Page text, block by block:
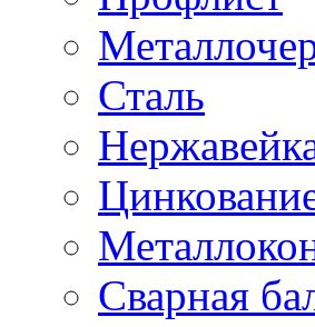
Сталь
Сварная